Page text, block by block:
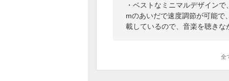
・ベストなミニマルデザイン
mのあいだで速度調節が可能で
載しているので、音楽を聴きな
全